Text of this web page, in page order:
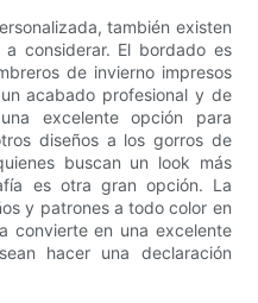
también existen
considerar. El bordado es
de invierno impresos
acabado profesional y de
excelente opción para
diseños a los gorros de
buscan un look más
es otra gran opción. La
y patrones a todo color en
convierte en una excelente
hacer una declaración